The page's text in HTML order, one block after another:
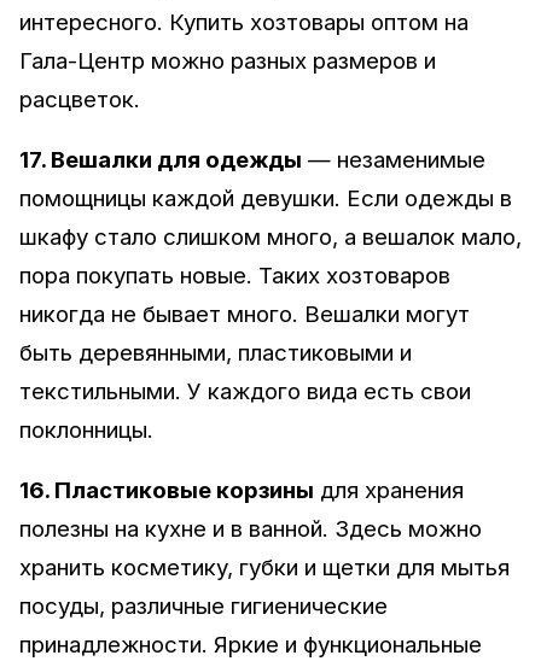
интересного. Купить хозтовары оптом на
Гала-Центр можно разных размеров и
расцветок.
17. Вешалки для одежды — незаменимые
помощницы каждой девушки. Если одежды в
шкафу стало слишком много, а вешалок мало,
пора покупать новые. Таких хозтоваров
никогда не бывает много. Вешалки могут
быть деревянными, пластиковыми и
текстильными. У каждого вида есть свои
поклонницы.
16. Пластиковые корзины для хранения
полезны на кухне и в ванной. Здесь можно
хранить косметику, губки и щетки для мытья
посуды, различные гигиенические
принадлежности. Яркие и функциональные